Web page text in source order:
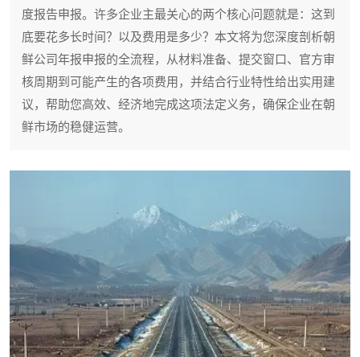
度报告申报。许多企业主最关心的两个核心问题就是：这到
底要花多长时间？以及费用是多少？本文将为您深度剖析朝
鲜公司年报申报的全流程，从材料准备、提交窗口、官方审
核周期到可能产生的各项费用，并结合行业特性给出实用建
议，帮助您高效、经济地完成这项法定义务，确保企业在朝
鲜市场的稳健运营。